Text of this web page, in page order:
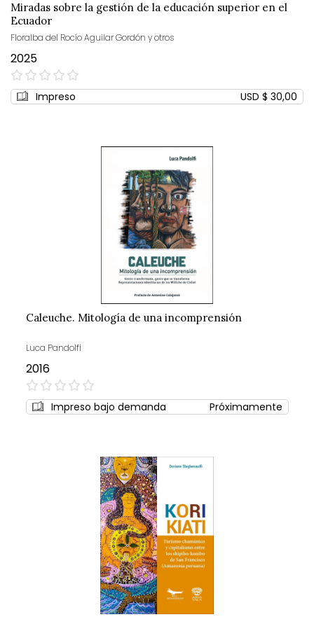
Miradas sobre la gestión de la educación superior en el
Ecuador
Floralba del Rocío Aguilar Gordón y otros
2025
0%
Impreso USD $ 30,00
Caleuche. Mitología de una incomprensión
Luca Pandolfi
2016
0%
Impreso bajo demanda Próximamente